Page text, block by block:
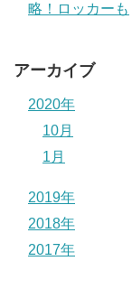
略！ロッカーも
アーカイブ
2020年
10月
1月
2019年
2018年
2017年